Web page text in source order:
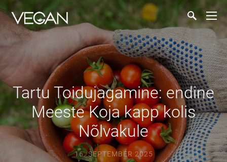
Tartu Toidujagamine: endine
Meeste Koja kapp kolis
Nõlvakule
16. SEPTEMBER 2025